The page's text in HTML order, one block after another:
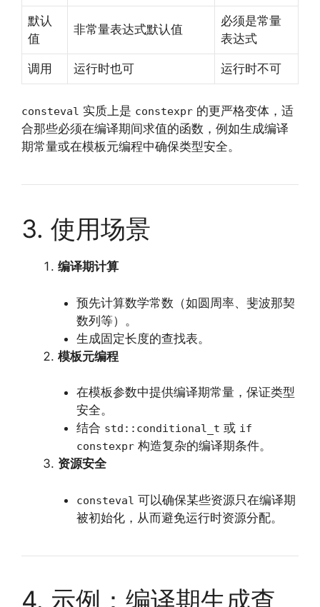
默认
值
非常量表达式默认值
必须是常量
表达式
调用 运行时也可 运行时不可
consteval 实质上是 constexpr 的更严格变体，适
合那些必须在编译期间求值的函数，例如生成编译
期常量或在模板元编程中确保类型安全。
3. 使用场景
编译期计算
预先计算数学常数（如圆周率、斐波那契
数列等）。
生成固定长度的查找表。
模板元编程
在模板参数中提供编译期常量，保证类型
安全。
结合 std::conditional_t 或 if
constexpr构造复杂的编译期条件。
资源安全
consteval 可以确保某些资源只在编译期
被初始化，从而避免运行时资源分配。
4. 示例：编译期生成查